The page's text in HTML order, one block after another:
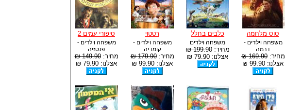
סוס מלחמה
משפחה וילדים -
דרמה
מחיר:169.90 ₪
אצלנו: 99.90 ₪
כלבים בחלל
משפחה וילדים
מחיר:199.90 ₪
אצלנו: 79.90 ₪
רטטוי
משפחה וילדים -
קומדיה
מחיר:179.90 ₪
אצלנו: 99.90 ₪
סיפורי עמים 2
משפחה וילדים -
פנטזיה
מחיר:149.90 ₪
אצלנו: 79.90 ₪